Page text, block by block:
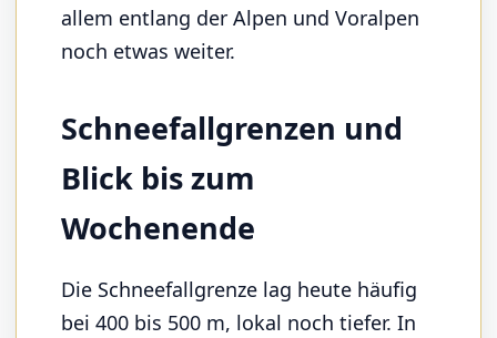
allem entlang der Alpen und Voralpen
noch etwas weiter.
Schneefallgrenzen und
Blick bis zum
Wochenende
Die Schneefallgrenze lag heute häufig
bei 400 bis 500 m, lokal noch tiefer. In